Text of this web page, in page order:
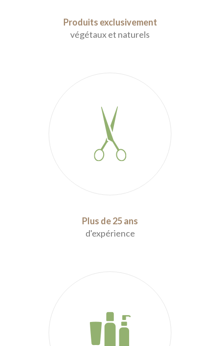
Produits exclusivement
végétaux et naturels
Plus de 25 ans
d'expérience